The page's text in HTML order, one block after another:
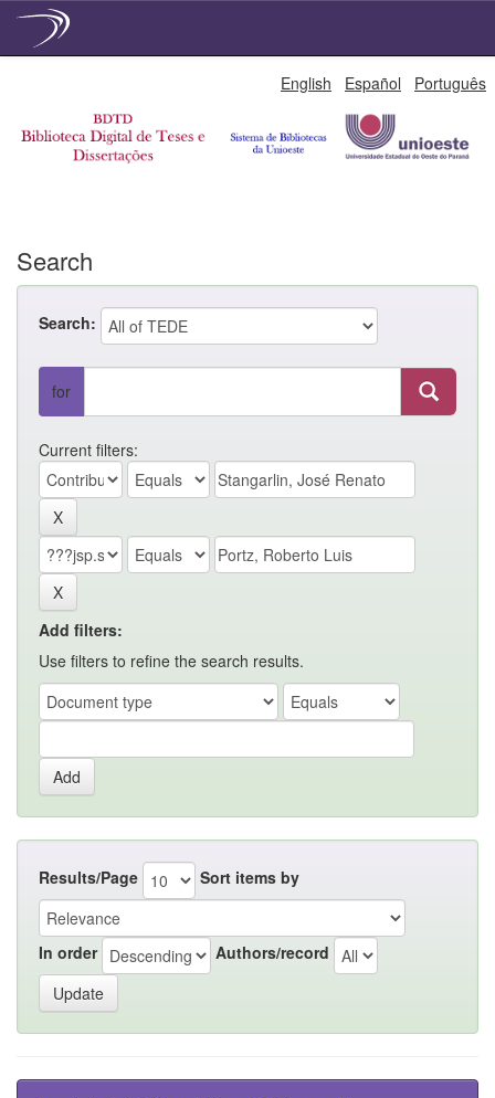
English Español Português
Search
Search:
for
Current filters:
Add filters:
Use filters to refine the search results.
Results/Page Sort items by
In order Authors/record